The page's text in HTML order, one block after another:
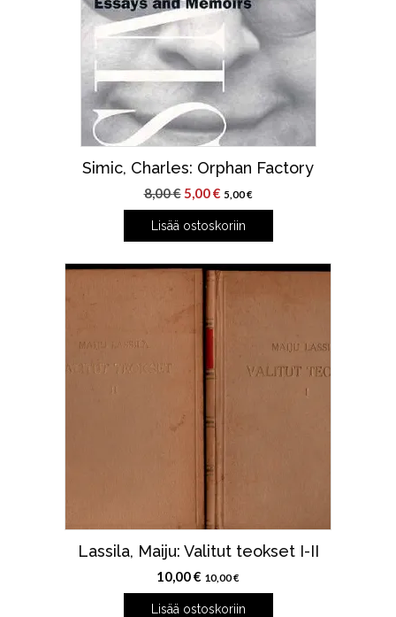
Simic, Charles: Orphan Factory
8,00€ Alkuperäinen
hinta
oli:
5,00€Nykyinen
hinta
on:
5,00€
Lisää ostoskoriin
Lassila, Maiju: Valitut teokset I-II
10,00€ 10,00€
Lisää ostoskoriin